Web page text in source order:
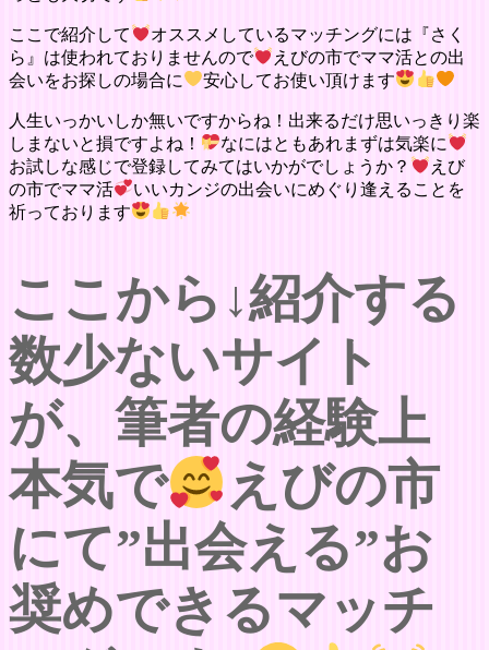
ここで紹介して
オススメしているマッチングには『さく
ら』は使われておりませんので
えびの市でママ活との出
会いをお探しの場合に
安心してお使い頂けます
人生いっかいしか無いですからね！出来るだけ思いっきり楽
しまないと損ですよね！
なにはともあれまずは気楽に
お試しな感じで登録してみてはいかがでしょうか？
えび
の市でママ活
いいカンジの出会いにめぐり逢えることを
祈っております
ここから↓紹介する
数少ないサイト
が、筆者の経験上
本気で
えびの市
にて”出会える”お
奨めできるマッチ